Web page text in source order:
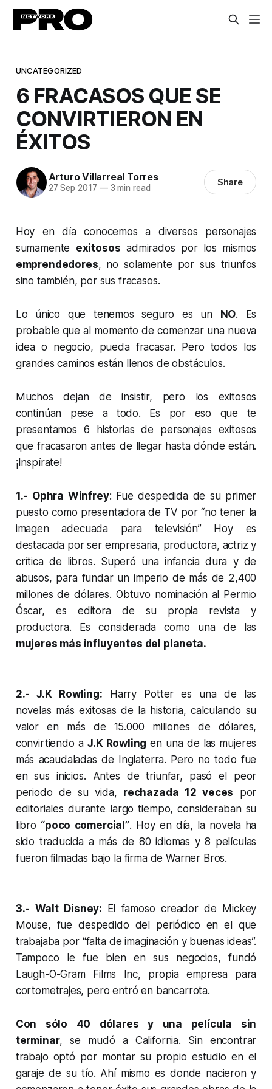
UNCATEGORIZED
6 FRACASOS QUE SE
CONVIRTIERON EN
ÉXITOS
Arturo Villarreal Torres
27 Sep 2017 —3 min read Share
Hoy en día conocemos a diversos personajes
sumamente exitosos admirados por los mismos
emprendedores, no solamente por sus triunfos
sino también, por sus fracasos.
Lo único que tenemos seguro es un NO. Es
probable que al momento de comenzar una nueva
idea o negocio, pueda fracasar. Pero todos los
grandes caminos están llenos de obstáculos.
Muchos dejan de insistir, pero los exitosos
continúan pese a todo. Es por eso que te
presentamos 6 historias de personajes exitosos
que fracasaron antes de llegar hasta dónde están.
¡Inspírate!
1.- Ophra Winfrey: Fue despedida de su primer
puesto como presentadora de TV por “no tener la
imagen adecuada para televisión” Hoy es
destacada por ser empresaria, productora, actriz y
crítica de libros. Superó una infancia dura y de
abusos, para fundar un imperio de más de 2,400
millones de dólares. Obtuvo nominación al Permio
Óscar, es editora de su propia revista y
productora. Es considerada como una de las
mujeres más influyentes del planeta.
2.- J.K Rowling: Harry Potter es una de las
novelas más exitosas de la historia, calculando su
valor en más de 15.000 millones de dólares,
convirtiendo a J.K Rowling en una de las mujeres
más acaudaladas de Inglaterra. Pero no todo fue
en sus inicios. Antes de triunfar, pasó el peor
periodo de su vida, rechazada 12 veces por
editoriales durante largo tiempo, consideraban su
libro “poco comercial”. Hoy en día, la novela ha
sido traducida a más de 80 idiomas y 8 películas
fueron filmadas bajo la firma de Warner Bros.
3.- Walt Disney: El famoso creador de Mickey
Mouse, fue despedido del periódico en el que
trabajaba por “falta de imaginación y buenas ideas”.
Tampoco le fue bien en sus negocios, fundó
Laugh-O-Gram Films Inc, propia empresa para
cortometrajes, pero entró en bancarrota.
Con sólo 40 dólares y una película sin
terminar, se mudó a California. Sin encontrar
trabajo optó por montar su propio estudio en el
garaje de su tío. Ahí mismo es donde nacieron y